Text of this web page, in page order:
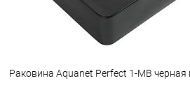
Раковина Aquanet Perfect 1-MB черная